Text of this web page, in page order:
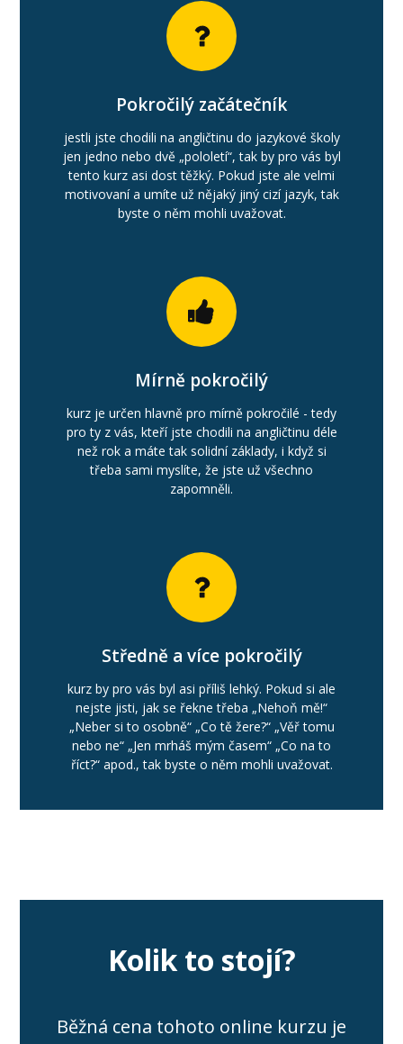
Pokročilý začátečník
jestli jste chodili na angličtinu do jazykové školy
jen jedno nebo dvě „pololetí“, tak by pro vás byl
tento kurz asi dost těžký. Pokud jste ale velmi
motivovaní a umíte už nějaký jiný cizí jazyk, tak
byste o něm mohli uvažovat.
Mírně pokročilý
kurz je určen hlavně pro mírně pokročilé - tedy
pro ty z vás, kteří jste chodili na angličtinu déle
než rok a máte tak solidní základy, i když si
třeba sami myslíte, že jste už všechno
zapomněli.
Středně a více pokročilý
kurz by pro vás byl asi příliš lehký. Pokud si ale
nejste jisti, jak se řekne třeba „Nehoň mě!“
„Neber si to osobně“ „Co tě žere?“ „Věř tomu
nebo ne“ „Jen mrháš mým časem“ „Co na to
říct?“ apod., tak byste o něm mohli uvažovat.
Kolik to stojí?
Běžná cena tohoto online kurzu je